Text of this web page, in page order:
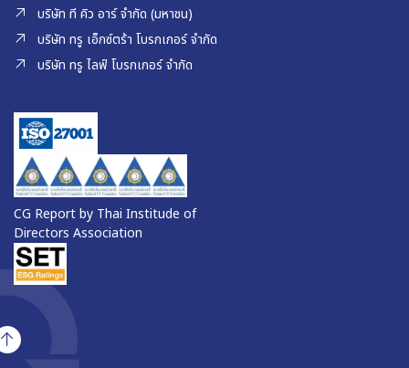
บริษัท ที คิว อาร์ จำกัด (มหาชน)
บริษัท ทรู เอ็กซ์ตร้า โบรกเกอร์ จำกัด
บริษัท ทรู ไลฟ์ โบรกเกอร์ จำกัด
CG Report by Thai Institude of
Directors Association